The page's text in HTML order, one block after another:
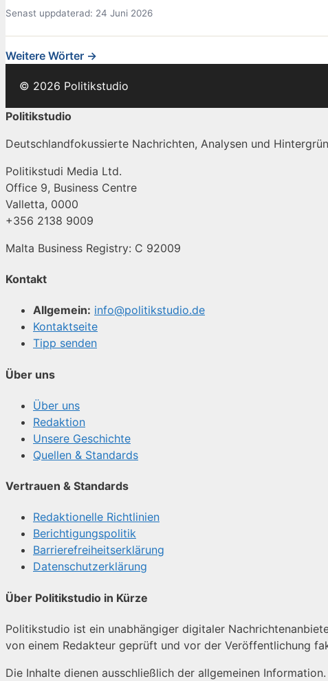
Senast uppdaterad: 24 Juni 2026
Weitere Wörter →
© 2026 Politikstudio
Politikstudio
Deutschlandfokussierte Nachrichten, Analysen und
Politikstudi Media Ltd.
Office 9, Business Centre
Valletta, 0000
+356 2138 9009
Malta Business Registry: C 92009
Kontakt
Allgemein: info@politikstudio.de
Kontaktseite
Tipp senden
Über uns
Über uns
Redaktion
Unsere Geschichte
Quellen & Standards
Vertrauen & Standards
Redaktionelle Richtlinien
Berichtigungspolitik
Barrierefreiheitserklärung
Datenschutzerklärung
Über Politikstudio in Kürze
Politikstudio ist ein unabhängiger digitaler
von einem Redakteur geprüft und vor der Veröffentlichung
Die Inhalte dienen ausschließlich der allgemeinen